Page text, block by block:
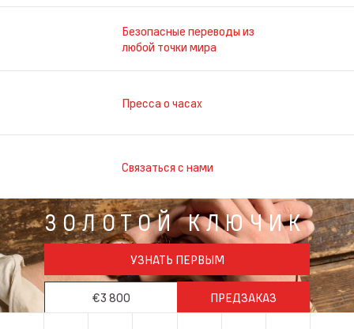
Безопасные переводы из
любой точки мира
Пресса о часах
Связаться с нами
ЗОЛОТОЙ КЛЮЧИК
УЗНАТЬ ПЕРВЫМ
€3 800 ПРЕДЗАКАЗ